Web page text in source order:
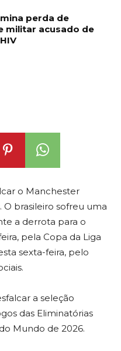
perda de
militar acusado de
o Manchester
O brasileiro sofreu uma
a derrota para o
pela Copa da Liga
sexta-feira, pelo
a seleção
das Eliminatórias
Mundo de 2026.